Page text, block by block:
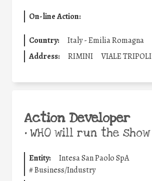
On-line Action:
Country:
Italy - Emilia Romagna
Address:
RIMINI VIALE TRIPOLI
Action Developer
•WHO will run the show
Entity:
Intesa San Paolo SpA
#Business/Industry